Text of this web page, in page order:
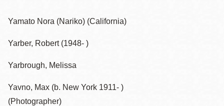
Yamato Nora (Nariko) (California)
Yarber, Robert (1948- )
Yarbrough, Melissa
Yavno, Max (b. New York 1911- )
(Photographer)